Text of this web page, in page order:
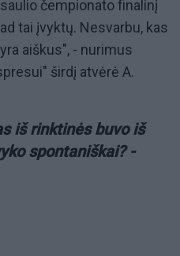
čempionato finalinį
tai įvyktų. Nesvarbu, kas
aiškus", - nurimus
širdį atvėrė A.
iš rinktinės buvo iš
spontaniškai? -